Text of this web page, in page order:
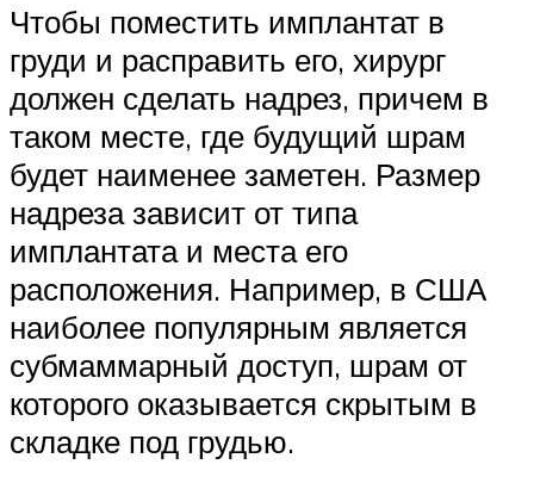
Чтобы поместить имплантат в
груди и расправить его, хирург
должен сделать надрез, причем в
таком месте, где будущий шрам
будет наименее заметен. Размер
надреза зависит от типа
имплантата и места его
расположения. Например, в США
наиболее популярным является
субмаммарный доступ, шрам от
которого оказывается скрытым в
складке под грудью.